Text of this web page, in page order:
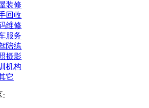
装修
回收
维修
服务
陪练
摄影
机构
它
: